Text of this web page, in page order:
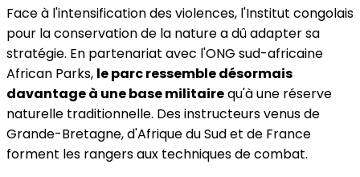
Face à l'intensification des violences, l'Institut congolais
pour la conservation de la nature a dû adapter sa
stratégie. En partenariat avec l'ONG sud-africaine
African Parks, le parc ressemble désormais
davantage à une base militairequ'à une réserve
naturelle traditionnelle. Des instructeurs venus de
Grande-Bretagne, d'Afrique du Sud et de France
forment les rangers aux techniques de combat.